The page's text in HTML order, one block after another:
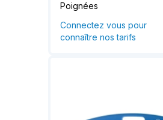
Poignées
Connectez vous pour
connaître nos tarifs